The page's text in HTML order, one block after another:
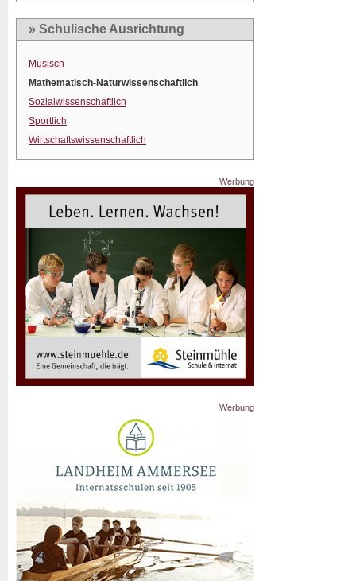
» Schulische Ausrichtung
Musisch
Mathematisch-Naturwissenschaftlich
Sozialwissenschaftlich
Sportlich
Wirtschaftswissenschaftlich
Werbung
Werbung